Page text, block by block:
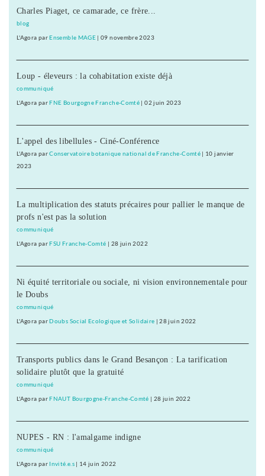
Charles Piaget, ce camarade, ce frère...
blog
L'Agora parEnsemble MAGE |09 novembre 2023
Loup - éleveurs : la cohabitation existe déjà
communiqué
L'Agora parFNE Bourgogne Franche-Comté |02 juin 2023
L'appel des libellules - Ciné-Conférence
L'Agora parConservatoire botanique national de Franche-Comté| 10 janvier
2023
La multiplication des statuts précaires pour pallier le manque de
profs n'est pas la solution
communiqué
L'Agora parFSU Franche-Comté | 28 juin 2022
Ni équité territoriale ou sociale, ni vision environnementale pour
le Doubs
communiqué
L'Agora parDoubs Social Ecologique et Solidaire |28 juin 2022
Transports publics dans le Grand Besançon : La tarification
solidaire plutôt que la gratuité
communiqué
L'Agora parFNAUT Bourgogne-Franche-Comté | 28 juin 2022
NUPES - RN : l'amalgame indigne
communiqué
L'Agora par Invité.e.s| 14 juin 2022